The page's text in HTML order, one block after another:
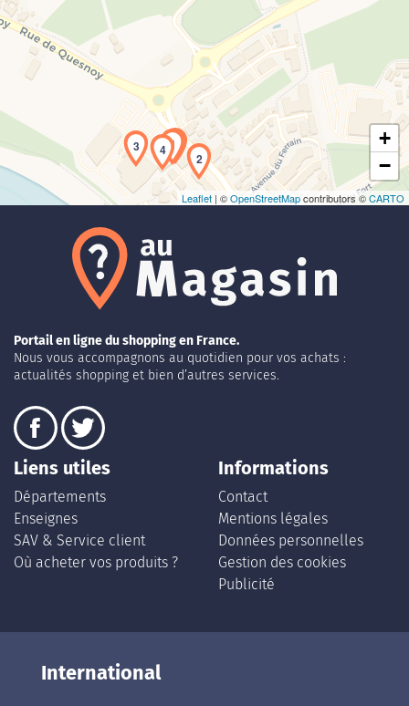
Chargement de la carte en cours...
1
2
3 4
+
−
Leaflet | ©OpenStreetMapcontributors ©CARTO
Portail en ligne du shopping en France.
Nous vous accompagnons au quotidien pour vos achats :
actualités shopping et bien d’autres services.
Liens utiles
Départements
Enseignes
SAV & Service client
Où acheter vos produits ?
Informations
Contact
Mentions légales
Données personnelles
Gestion des cookies
Publicité
International